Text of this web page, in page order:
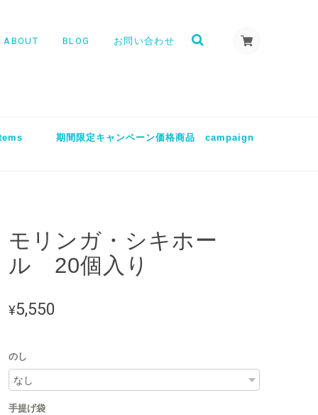
ABOUT BLOG お問い合わせ
期間限定キャンペーン価格商品 campaign
モリンガ・シキホー
ル 20個入り
¥5,550
のし
手提げ袋